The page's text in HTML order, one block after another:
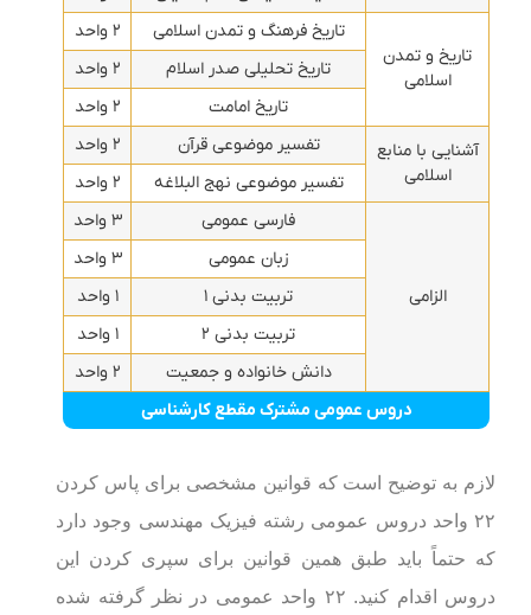
دروس عمومی مشترک مقطع کارشناسی
تاریخ و تمدن
اسلامی
تاریخ فرهنگ و تمدن اسلامی
۲ واحد
تاریخ تحلیلی صدر اسلام
۲ واحد
تاریخ امامت
۲ واحد
آشنایی با منابع
اسلامی
تفسیر موضوعی قرآن
۲ واحد
تفسیر موضوعی نهج البلاغه
۲ واحد
الزامی
فارسی عمومی
۳ واحد
زبان عمومی
۳ واحد
تربیت بدنی ۱
۱ واحد
تربیت بدنی ۲
۱ واحد
دانش خانواده و جمعیت
۲ واحد
لازم به توضیح است که قوانین مشخصی برای پاس کردن
۲۲ واحد دروس عمومی رشته فیزیک مهندسی وجود دارد
که حتماً باید طبق همین قوانین برای سپری کردن این
دروس اقدام کنید. ۲۲ واحد عمومی در نظر گرفته شده